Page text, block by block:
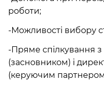
роботи;
-Можливості вибору
-Пряме спілкування
(засновником) і
(керуючим